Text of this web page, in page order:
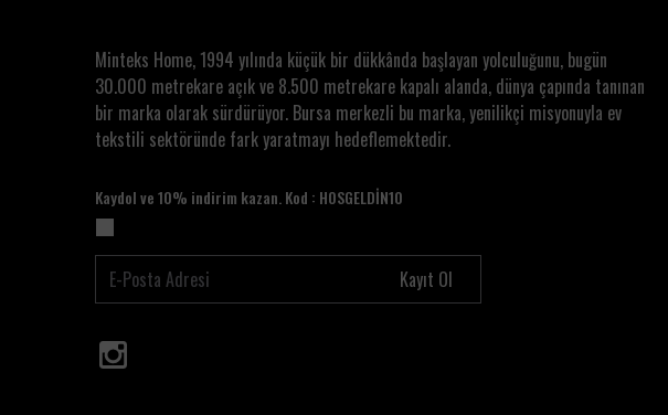
Minteks Home, 1994 yılında küçük bir dükkânda başlayan yolculuğunu, bugün
30.000 metrekare açık ve 8.500 metrekare kapalı alanda, dünya çapında tanınan
bir marka olarak sürdürüyor. Bursa merkezli bu marka, yenilikçi misyonuyla ev
tekstili sektöründe fark yaratmayı hedeflemektedir.
Kaydol ve 10% indirim kazan. Kod : HOSGELDİN10
Kayıt Ol